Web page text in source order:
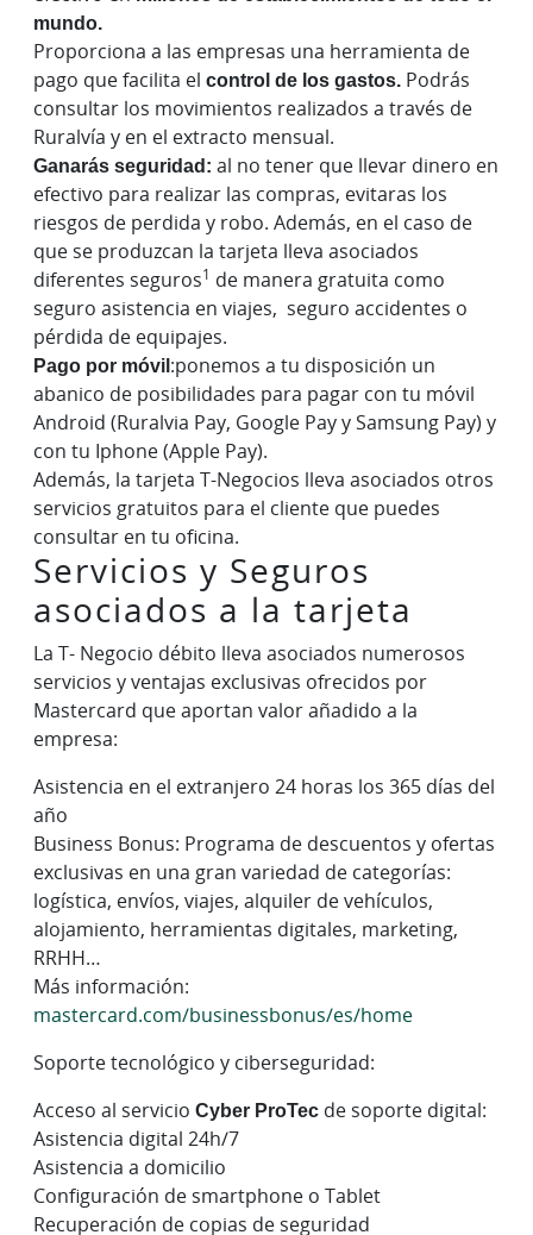
mundo.
Proporciona a las empresas una herramienta de
pago que facilita el control de los gastos.Podrás
consultar los movimientos realizados a través de
Ruralvía y en el extracto mensual.
Ganarás seguridad: al no tener que llevar dinero en
efectivo para realizar las compras, evitaras los
riesgos de perdida y robo. Además, en el caso de
que se produzcan la tarjeta lleva asociados
diferentes seguros1 de manera gratuita como
seguro asistencia en viajes, seguro accidentes o
pérdida de equipajes.
Pago por móvil:ponemos a tu disposición un
abanico de posibilidades para pagar con tu móvil
Android (Ruralvia Pay, Google Pay y Samsung Pay) y
con tu Iphone (Apple Pay).
Además, la tarjeta T-Negocios lleva asociados otros
servicios gratuitos para el cliente que puedes
consultar en tu oficina.
Servicios y Seguros
asociados a la tarjeta
La T- Negocio débito lleva asociados numerosos
servicios y ventajas exclusivas ofrecidos por
Mastercard que aportan valor añadido a la
empresa:
Asistencia en el extranjero 24 horas los 365 días del
año
Business Bonus: Programa de descuentos y ofertas
exclusivas en una gran variedad de categorías:
logística, envíos, viajes, alquiler de vehículos,
alojamiento, herramientas digitales, marketing,
RRHH…
Más información:
mastercard.com/businessbonus/es/home
Soporte tecnológico y ciberseguridad:
Acceso al servicio Cyber ProTecde soporte digital:
Asistencia digital 24h/7
Asistencia a domicilio
Configuración de smartphone o Tablet
Recuperación de copias de seguridad